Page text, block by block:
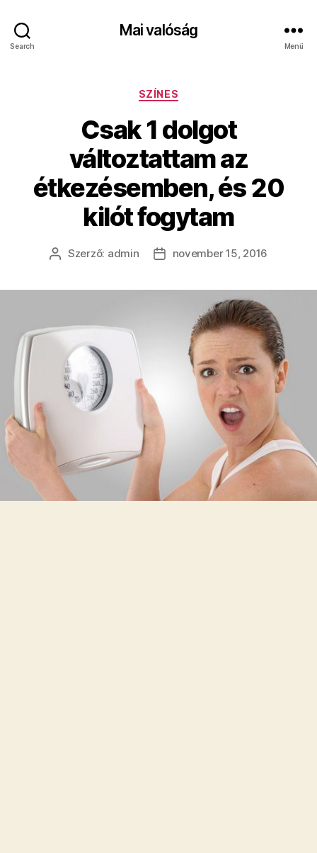
Search
Mai valóság
Menü
Kategóriák
SZÍNES
Csak 1 dolgot
változtattam az
étkezésemben, és 20
kilót fogytam
Bejegyzés
Szerző: admin
Bejegyzés
november 15, 2016